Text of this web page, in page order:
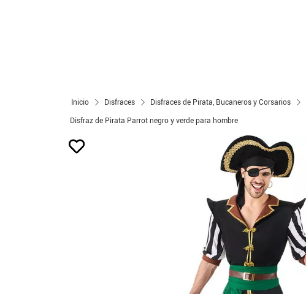
Inicio Disfraces Disfraces de Pirata, Bucaneros y Corsarios
Disfraz de Pirata Parrot negro y verde para hombre